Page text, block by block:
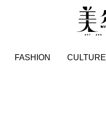
FASHION CULTURE